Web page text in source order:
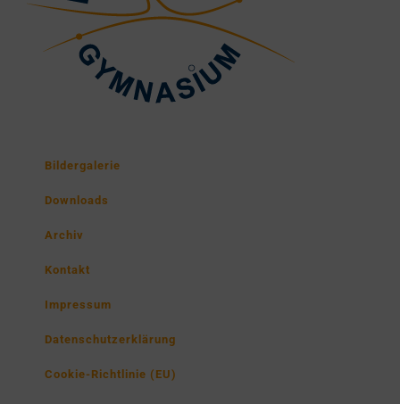
Bildergalerie
Downloads
Archiv
Kontakt
Impressum
Datenschutzerklärung
Cookie-Richtlinie (EU)